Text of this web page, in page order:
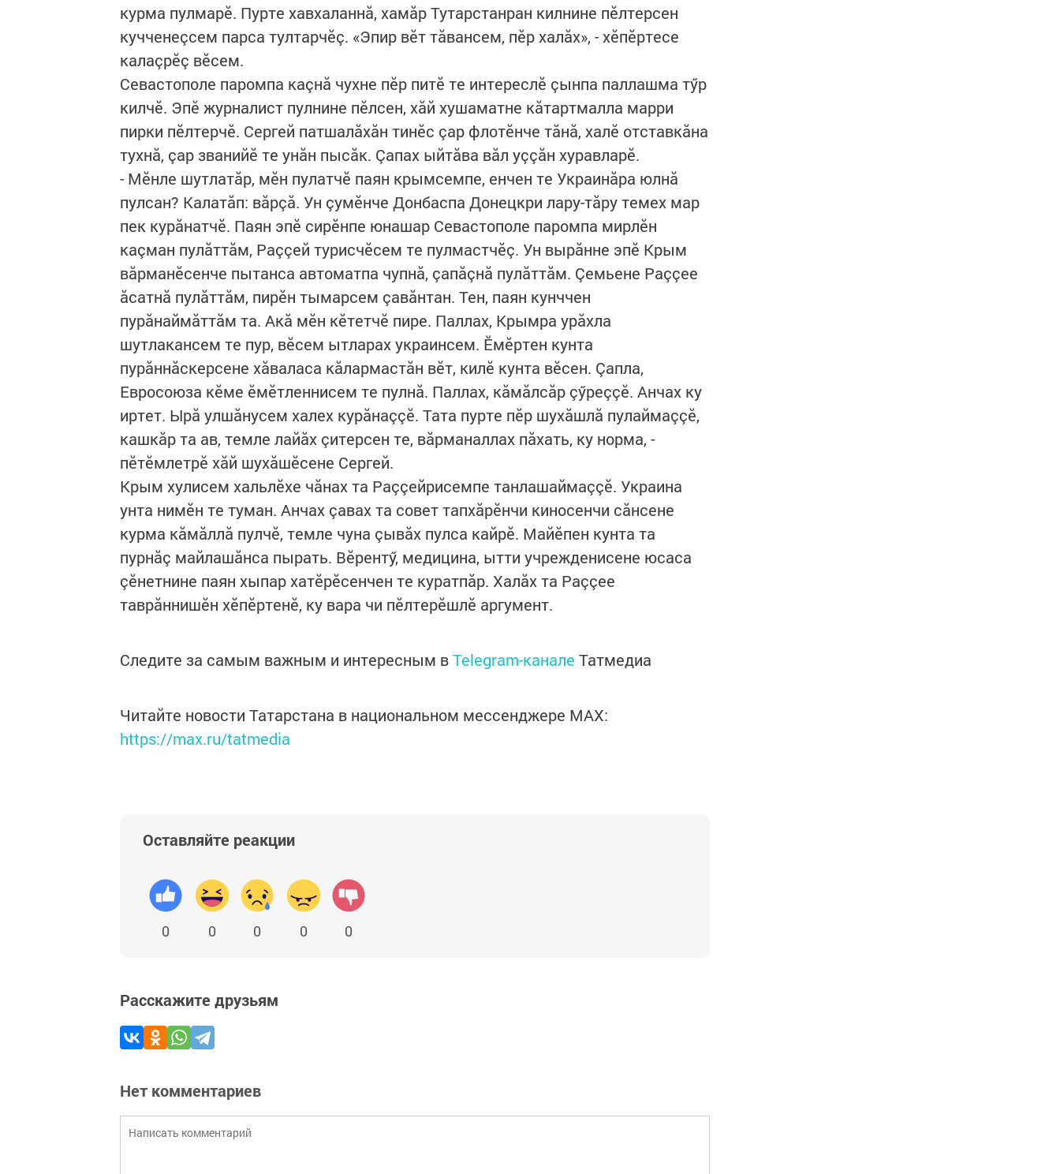
курма пулмарӗ. Пурте хавхаланнă, хамăр Тутарстанран килнине пӗлтерсен
кучченеçсем парса тултарчӗç. «Эпир вӗт тăвансем, пӗр халăх», - хӗпӗртесе
калаçрӗç вӗсем.
Севастополе паромпа каçнă чухне пӗр питӗ те интереслӗ çынпа паллашма тӳр
килчӗ. Эпӗ журналист пулнине пӗлсен, хăй хушаматне кăтартмалла марри
пирки пӗлтерчӗ. Сергей патшалăхăн тинӗс çар флотӗнче тăнă, халӗ отставкăна
тухнă, çар званийӗ те унăн пысăк. Çапах ыйтăва вăл уççăн хуравларӗ.
- Мӗнле шутлатăр, мӗн пулатчӗ паян крымсемпе, енчен те Украинăра юлнă
пулсан? Калатăп: вăрçă. Ун çумӗнче Донбаспа Донецкри лару-тăру темех мар
пек курăнатчӗ. Паян эпӗ сирӗнпе юнашар Севастополе паромпа мирлӗн
каçман пулăттăм, Раççей турисчӗсем те пулмастчӗç. Ун вырăнне эпӗ Крым
вăрманӗсенче пытанса автоматпа чупнă, çапăçнă пулăттăм. Çемьене Раççее
ăсатнă пулăттăм, пирӗн тымарсем çавăнтан. Тен, паян кунччен
пурăнаймăттăм та. Акă мӗн кӗтетчӗ пире. Паллах, Крымра урăхла
шутлакансем те пур, вӗсем ытларах украинсем. Ӗмӗртен кунта
пурăннăскерсене хăваласа кăлармастăн вӗт, килӗ кунта вӗсен. Çапла,
Евросоюза кӗме ӗмӗтленнисем те пулнă. Паллах, кăмăлсăр çӳреççӗ. Анчах ку
иртет. Ырă улшăнусем халех курăнаççӗ. Тата пурте пӗр шухăшлă пулаймаççӗ,
кашкăр та ав, темле лайăх çитерсен те, вăрманаллах пăхать, ку норма, -
пӗтӗмлетрӗ хăй шухăшӗсене Сергей.
Крым хулисем хальлӗхе чăнах та Раççейрисемпе танла­шай­маççӗ. Украина
унта нимӗн те туман. Анчах çавах та совет тапхăрӗнчи киносенчи сăнсене
курма кăмăллă пулчӗ, темле чуна çывăх пулса кайрӗ. Майӗпен кунта та
пурнăç майлашăнса пырать. Вӗрентӳ, медицина, ытти учрежденисене юсаса
çӗнетнине паян хыпар хатӗрӗсенчен те куратпăр. Халăх та Раççее
таврăннишӗн хӗпӗртенӗ, ку вара чи пӗлтерӗшлӗ аргумент.
Следите за самым важным и интересным вTelegram-канале Татмедиа
Читайте новости Татарстана в национальном мессенджере MАХ:
https://max.ru/tatmedia
Оставляйте реакции
0 0 0 0 0
Расскажите друзьям
Нет комментариев